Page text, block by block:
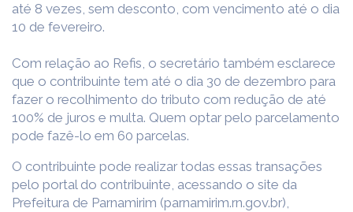
até 8 vezes, sem desconto, com vencimento até o dia
10 de fevereiro.
Com relação ao Refis, o secretário também esclarece
que o contribuinte tem até o dia 30 de dezembro para
fazer o recolhimento do tributo com redução de até
100% de juros e multa. Quem optar pelo parcelamento
pode fazê-lo em 60 parcelas.
O contribuinte pode realizar todas essas transações
pelo portal do contribuinte, acessando o site da
Prefeitura de Parnamirim (parnamirim.rn.gov.br),